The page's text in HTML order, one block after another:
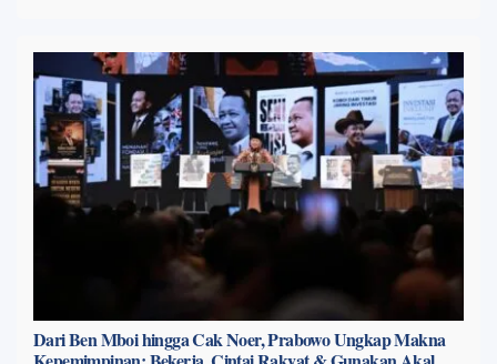
Dari Ben Mboi hingga Cak Noer, Prabowo Ungkap Makna